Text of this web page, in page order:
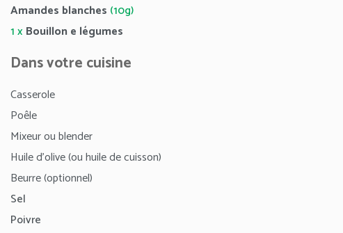
Amandes blanches (10g)
1 xBouillon e légumes
Dans votre cuisine
Casserole
Poêle
Mixeur ou blender
Huile d’olive (ou huile de cuisson)
Beurre (optionnel)
Sel
Poivre